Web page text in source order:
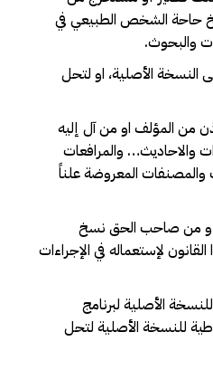
حاحة الشخص الطبيعي في
والبحوث.
الأصلية، او لتحل
من المؤلف او من آل إليه
والاحاديث… والمرافعات
والمصنفات المعروضة علناً
من صاحب الحق نسخ
لإستعماله في الإجراءات
الأصلية لبرنامج
للنسخة الأصلية لتحل